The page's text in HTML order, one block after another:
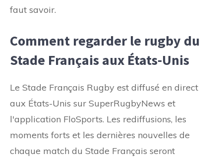
faut savoir.
Comment regarder le rugby du
Stade Français aux États-Unis
Le Stade Français Rugby est diffusé en direct
aux États-Unis sur SuperRugbyNews et
l'application FloSports. Les rediffusions, les
moments forts et les dernières nouvelles de
chaque match du Stade Français seront